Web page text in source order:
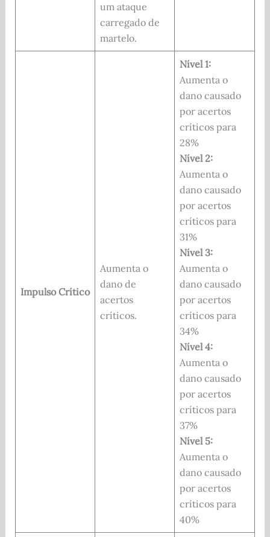
um ataque
carregado de
martelo.
Impulso Crítico
Aumenta o
dano de
acertos
críticos.
Nível 1:
Aumenta o
dano causado
por acertos
críticos para
28%
Nível 2:
Aumenta o
dano causado
por acertos
críticos para
31%
Nível 3:
Aumenta o
dano causado
por acertos
críticos para
34%
Nível 4:
Aumenta o
dano causado
por acertos
críticos para
37%
Nível 5:
Aumenta o
dano causado
por acertos
críticos para
40%